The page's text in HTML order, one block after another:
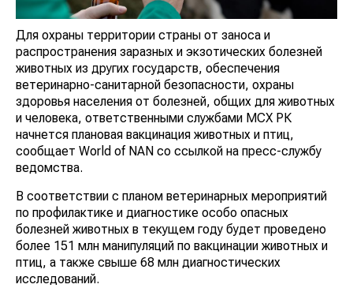
Для охраны территории страны от заноса и
распространения заразных и экзотических болезней
животных из других государств, обеспечения
ветеринарно-санитарной безопасности, охраны
здоровья населения от болезней, общих для животных
и человека, ответственными службами МСХ РК
начнется плановая вакцинация животных и птиц,
сообщает World of NAN со ссылкой на пресс-службу
ведомства.
В соответствии с планом ветеринарных мероприятий
по профилактике и диагностике особо опасных
болезней животных в текущем году будет проведено
более 151 млн манипуляций по вакцинации животных и
птиц, а также свыше 68 млн диагностических
исследований.